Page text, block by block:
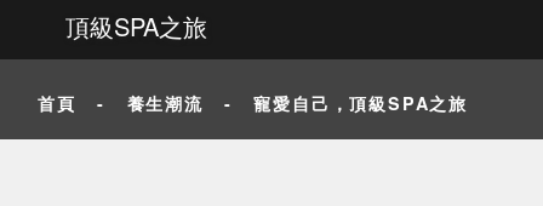
頂級SPA之旅
首頁 - 養生潮流 - 寵愛自己，頂級SPA之旅